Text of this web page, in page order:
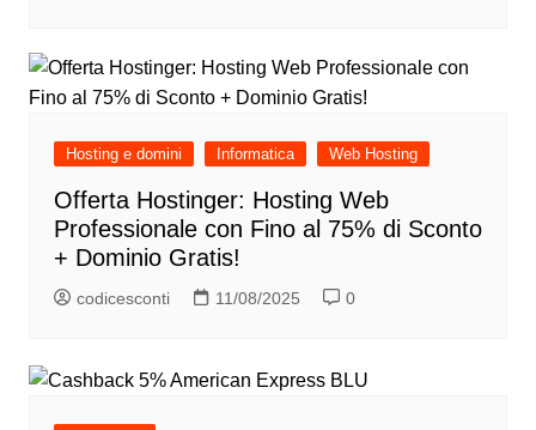
Hosting e domini Informatica Web Hosting
Offerta Hostinger: Hosting Web
Professionale con Fino al 75% di Sconto
+ Dominio Gratis!
codicesconti 11/08/2025 0